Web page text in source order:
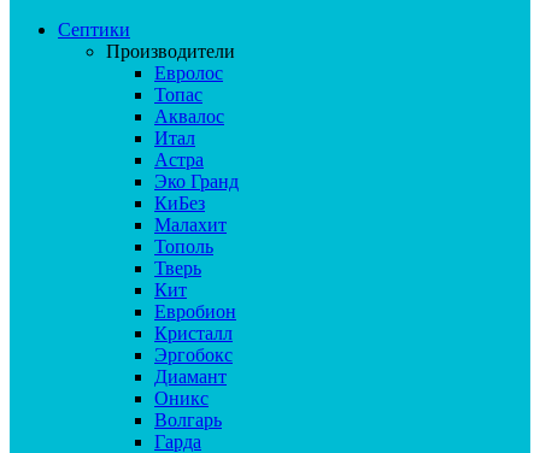
Септики
Производители
Евролос
Топас
Аквалос
Итал
Астра
Эко Гранд
КиБез
Малахит
Тополь
Тверь
Кит
Евробион
Кристалл
Эргобокс
Диамант
Оникс
Волгарь
Гарда